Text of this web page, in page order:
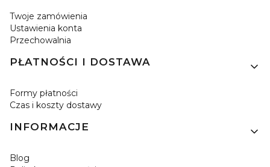
Twoje zamówienia
Ustawienia konta
Przechowalnia
PŁATNOŚCI I DOSTAWA
Formy płatności
Czas i koszty dostawy
INFORMACJE
Blog